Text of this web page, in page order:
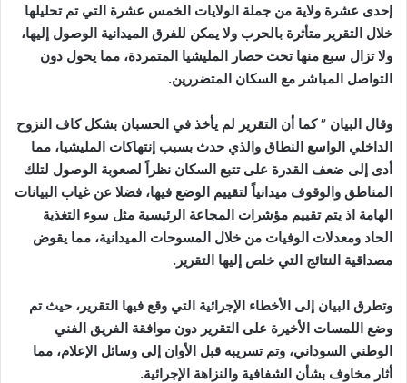
إحدى عشرة ولاية من جملة الولايات الخمس عشرة التي تم تحليلها
خلال التقرير متأثرة بالحرب ولا يمكن للفرق الميدانية الوصول إليها،
ولا تزال سبع منها تحت حصار المليشيا المتمردة، مما يحول دون
التواصل المباشر مع السكان المتضررين.
وقال البيان ” كما أن التقرير لم يأخذ في الحسبان بشكل كاف النزوح
الداخلي الواسع النطاق والذي حدث بسبب إنتهاكات المليشيا، مما
أدى إلى ضعف القدرة على تتبع السكان نظراً لصعوبة الوصول لتلك
المناطق والوقوف ميدانياً لتقييم الوضع فيها، فضلا عن غياب البيانات
الهامة اذ يتم تقييم مؤشرات المجاعة الرئيسية مثل سوء التغذية
الحاد ومعدلات الوفيات من خلال المسوحات الميدانية، مما يقوض
مصداقية النتائج التي خلص إليها التقرير.
وتطرق البيان إلى الأخطاء الإجرائية التي وقع فيها التقرير، حيث تم
وضع اللمسات الأخيرة على التقرير دون موافقة الفريق الفني
الوطني السوداني، وتم تسريبه قبل الأوان إلى وسائل الإعلام، مما
أثار مخاوف بشأن الشفافية والنزاهة الإجرائية.